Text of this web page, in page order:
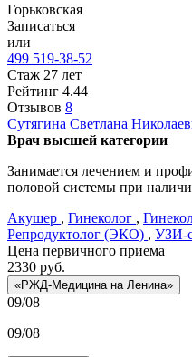
Горьковская
Записаться
или
499 519-38-52
Стаж 27 лет
Рейтинг 4.44
Отзывов 8
Сутягина Светлана
Врач высшей категории
Занимается лечением и
половой системы при
Акушер , Гинеколог ,
Репродуктолог (ЭКО) , УЗИ-
Цена первичного приема
2330 руб.
«РЖД-Медицина на Ленина»
09/08
09/08